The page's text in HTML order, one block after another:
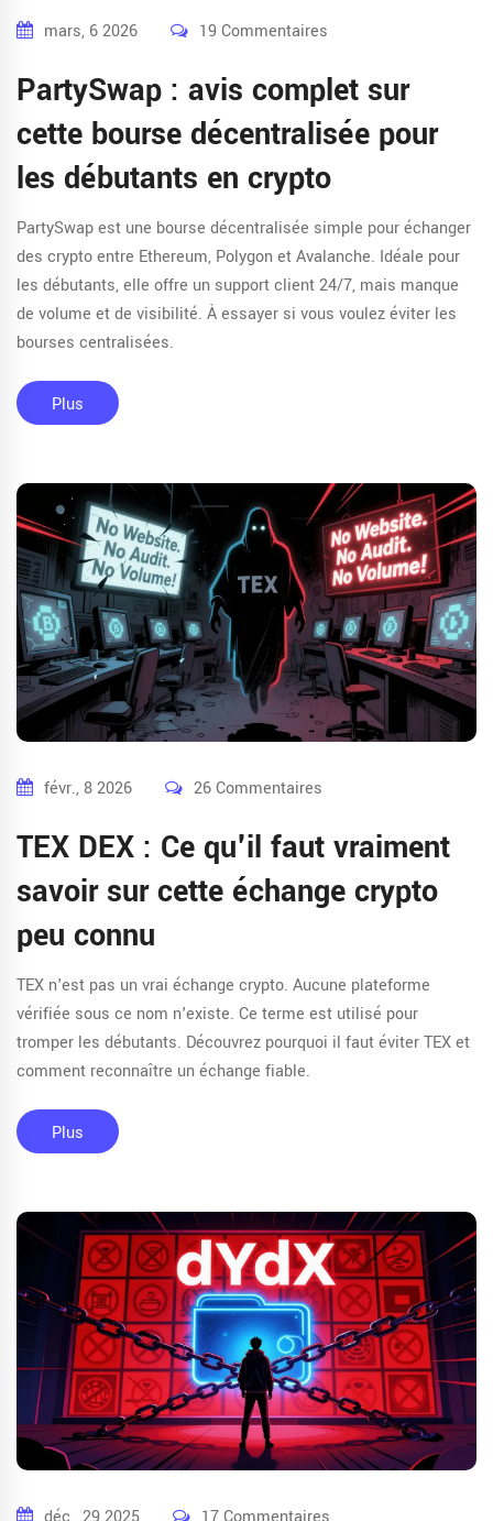
mars, 6 2026 19 Commentaires
PartySwap : avis complet sur
cette bourse décentralisée pour
les débutants en crypto
PartySwap est une bourse décentralisée simple pour échanger
des crypto entre Ethereum, Polygon et Avalanche. Idéale pour
les débutants, elle offre un support client 24/7, mais manque
de volume et de visibilité. À essayer si vous voulez éviter les
bourses centralisées.
Plus
févr., 8 2026 26 Commentaires
TEX DEX : Ce qu'il faut vraiment
savoir sur cette échange crypto
peu connu
TEX n'est pas un vrai échange crypto. Aucune plateforme
vérifiée sous ce nom n'existe. Ce terme est utilisé pour
tromper les débutants. Découvrez pourquoi il faut éviter TEX et
comment reconnaître un échange fiable.
Plus